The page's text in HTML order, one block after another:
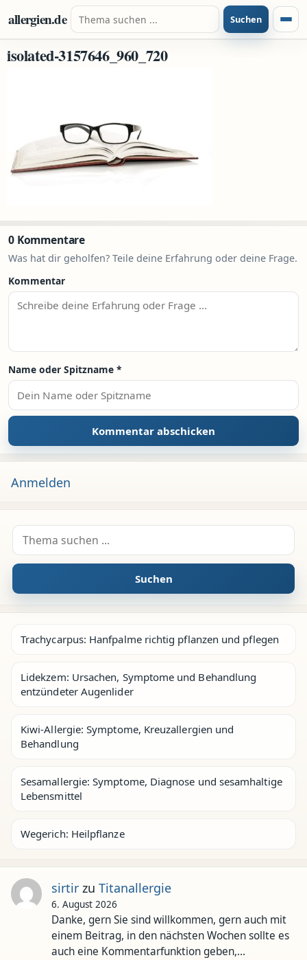
Zum Inhalt springen
allergien.de Suche nach: Suchen
isolated-3157646_960_720
0 Kommentare
Was hat dir geholfen? Teile deine Erfahrung oder deine Frage.
Kommentar
Name oder Spitzname *
Anmelden
Suche nach:
Suchen
Trachycarpus: Hanfpalme richtig pflanzen und pflegen
Lidekzem: Ursachen, Symptome und Behandlung
entzündeter Augenlider
Kiwi-Allergie: Symptome, Kreuzallergien und
Behandlung
Sesamallergie: Symptome, Diagnose und sesamhaltige
Lebensmittel
Wegerich: Heilpflanze
sirtirzu Titanallergie
6. August 2026
Danke, gern Sie sind willkommen, gern auch mit
einem Beitrag, in den nächsten Wochen sollte es
auch eine Kommentarfunktion geben,…